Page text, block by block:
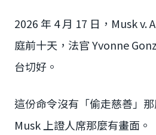
2026 年 4 月 17 日，Musk v.
庭前十天，法官 Yvonne
台切好。
這份命令沒有「偷走慈善」
Musk 上證人席那麼有畫面。